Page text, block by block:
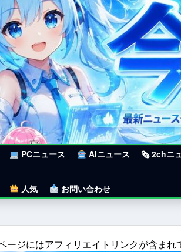
PCニュース AIニュース 🗞 2chニ
人気 お問い合わせ
ージにはアフィリエイトリンクが含まれ